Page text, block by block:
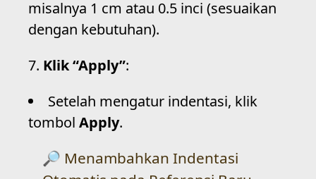
misalnya 1 cm atau 0.5 inci (sesuaikan
dengan kebutuhan).
Klik “Apply”:
Setelah mengatur indentasi, klik
tombol Apply.
Menambahkan Indentasi